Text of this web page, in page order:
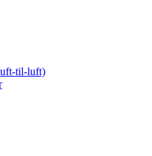
til-luft)